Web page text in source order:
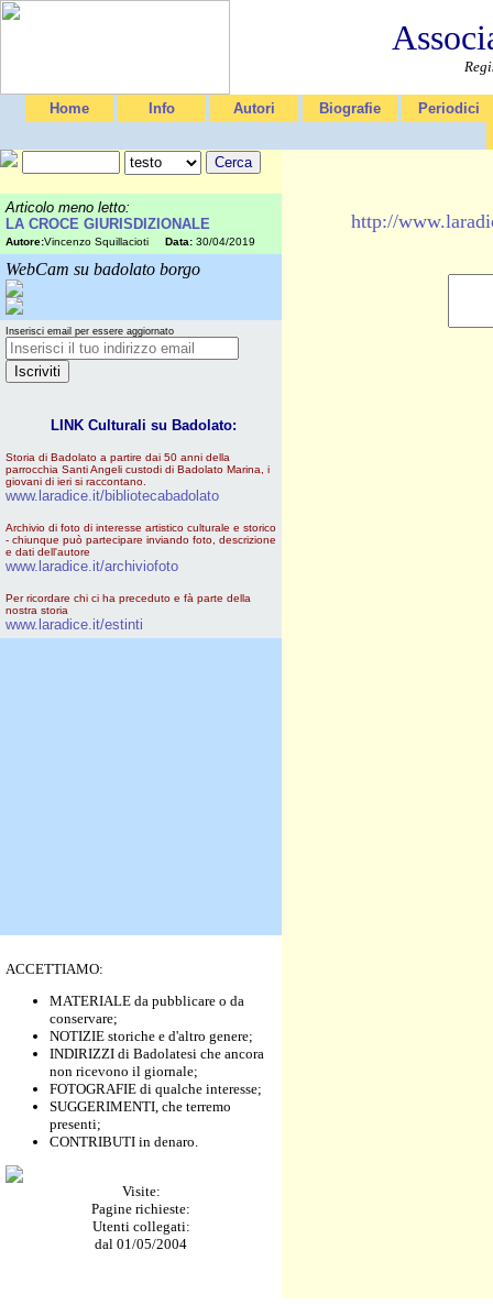
Home Info Autori Biografie Periodici
Articolo meno letto:
LA CROCE GIURISDIZIONALE
Autore:Vincenzo Squillacioti Data: 30/04/2019
WebCam su badolato borgo
Inserisci email per essere aggiornato
LINK Culturali su Badolato:
Storia di Badolato a partire dai 50 anni della
parrocchia Santi Angeli custodi di Badolato Marina, i
giovani di ieri si raccontano.
www.laradice.it/bibliotecabadolato
Archivio di foto di interesse artistico culturale e storico
- chiunque può partecipare inviando foto, descrizione
e dati dell'autore
www.laradice.it/archiviofoto
Per ricordare chi ci ha preceduto e fà parte della
nostra storia
www.laradice.it/estinti
ACCETTIAMO:
MATERIALE da pubblicare o da
conservare;
NOTIZIE storiche e d'altro genere;
INDIRIZZI di Badolatesi che ancora
non ricevono il giornale;
FOTOGRAFIE di qualche interesse;
SUGGERIMENTI, che terremo
presenti;
CONTRIBUTI in denaro.
Visite:
Pagine richieste:
Utenti collegati:
dal 01/05/2004
http://